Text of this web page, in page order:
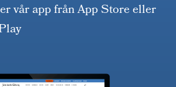
vår app från App Store eller